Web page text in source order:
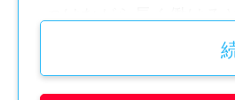
る！
【 どんなお仕事？】
つけながら長く働ける
そんなあなたにオスス